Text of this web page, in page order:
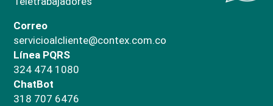
Correo
servicioalcliente@contex.com.co
Línea PQRS
324 474 1080
ChatBot
318 707 6476